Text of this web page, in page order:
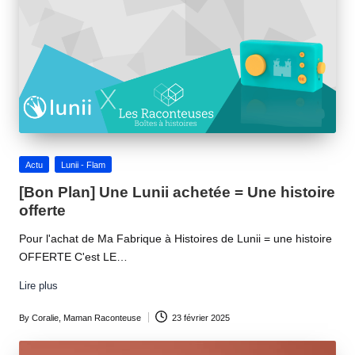
Posted
Actu Lunii - Flam
[Bon Plan] Une Lunii achetée = Une histoire
offerte
Pour l'achat de Ma Fabrique à Histoires de Lunii = une histoire
OFFERTE C'est LE…
Lire plus
Posted
by
By Coralie, Maman Raconteuse 23 février 2025